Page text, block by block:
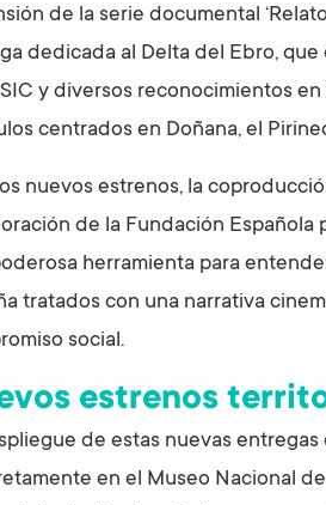
de la serie documental
dedicada al Delta del Ebro,
y diversos reconocimientos
centrados en Doñana, el
nuevos estrenos, la
de la Fundación Española
herramienta para
tratados con una narrativa
social.
estrenos
de estas nuevas entregas
en el Museo Nacional